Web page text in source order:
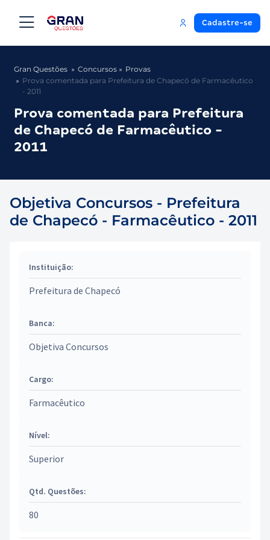
Cadastre-se
Gran Questões Concursos
Provas
Prova comentada para Prefeitura de Chapecó de Farmacêutico
- 2011
Prova comentada para Prefeitura
de Chapecó de Farmacêutico -
2011
Objetiva Concursos - Prefeitura
de Chapecó - Farmacêutico - 2011
Instituição:
Prefeitura de Chapecó
Banca:
Objetiva Concursos
Cargo:
Farmacêutico
Nível:
Superior
Qtd. Questões:
80